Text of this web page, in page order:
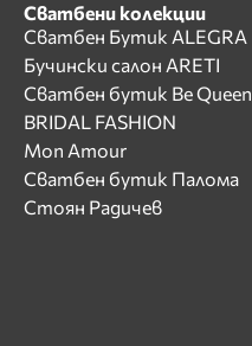
Сватбени колекции
Сватбен Бутик ALEGRA
Бучински салон ARETI
Сватбен бутик Be Queen
BRIDAL FASHION
Mon Amour
Сватбен бутик Палома
Стоян Радичев